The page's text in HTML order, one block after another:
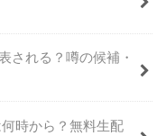
される？噂の候補・
時から？無料生配